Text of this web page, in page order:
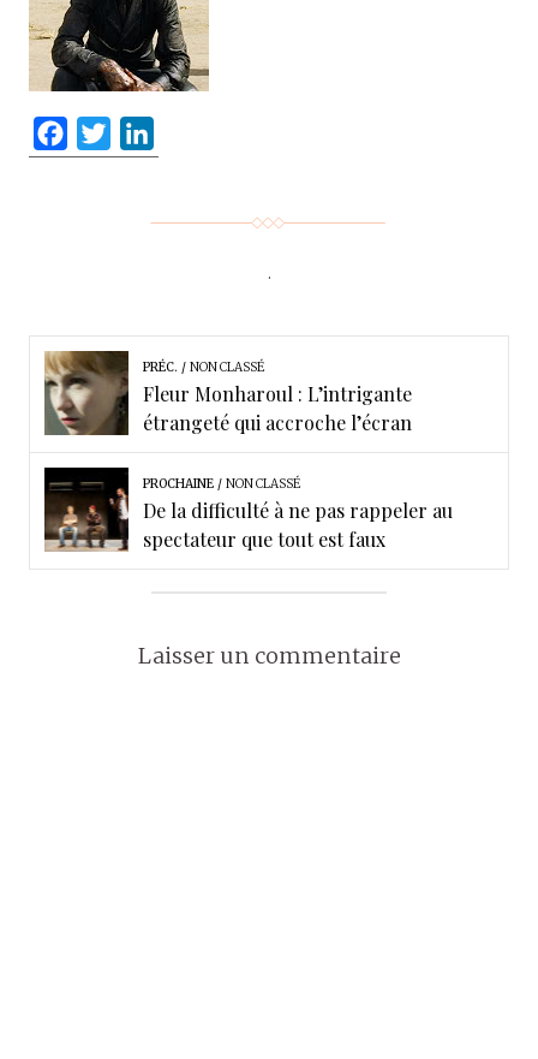
o
k
r
I
n
.
PRÉC. NON CLASSÉ
Fleur Monharoul : L’intrigante
étrangeté qui accroche l’écran
PROCHAINE NON CLASSÉ
De la difficulté à ne pas rappeler au
spectateur que tout est faux
Laisser un commentaire